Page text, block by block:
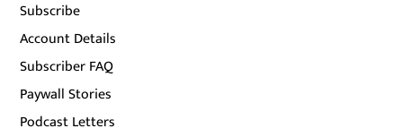
Subscribe
Account Details
Subscriber FAQ
Paywall Stories
Podcast Letters